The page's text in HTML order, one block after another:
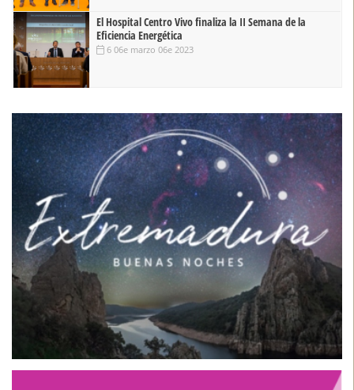
El Hospital Centro Vivo finaliza la II Semana de la
Eficiencia Energética
6 06e marzo 06e 2023